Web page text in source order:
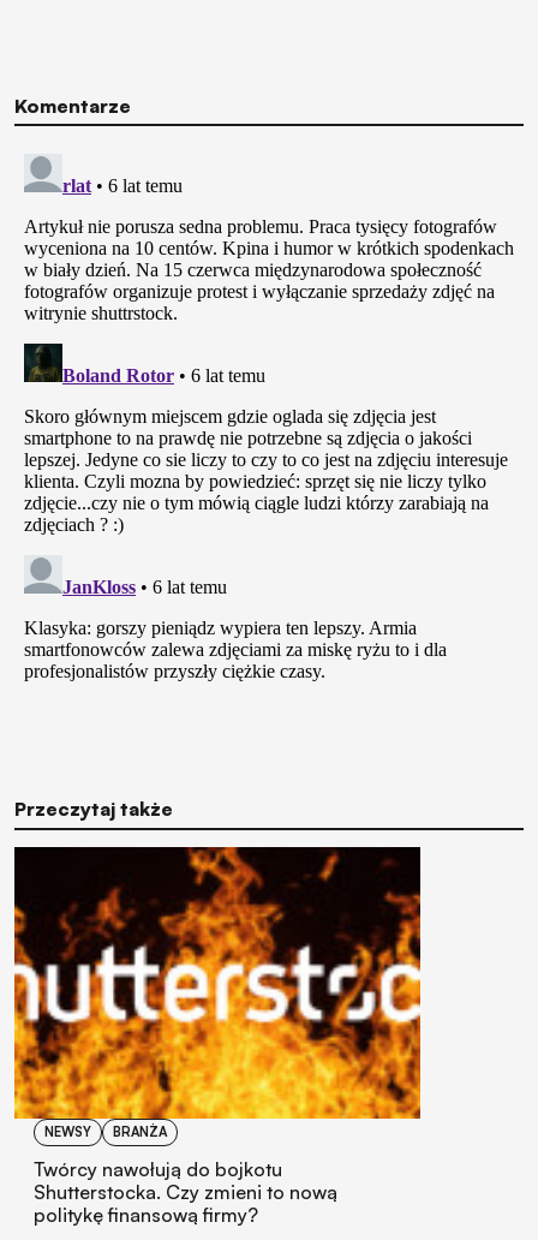
Komentarze
Przeczytaj także
NEWSY BRANŻA
Twórcy nawołują do bojkotu
Shutterstocka. Czy zmieni to nową
politykę finansową firmy?